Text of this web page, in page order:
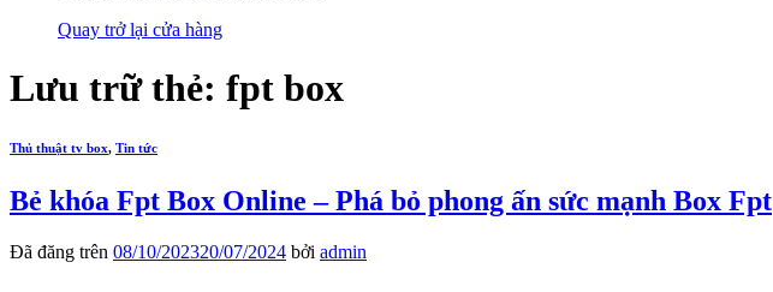
Quay trở lại cửa hàng
Lưu trữ thẻ: fpt box
Thủ thuật tv box, Tin tức
Bẻ khóa Fpt Box Online – Phá bỏ phong ấn sức mạnh Box Fpt
Đã đăng trên 08/10/202320/07/2024 bởi admin